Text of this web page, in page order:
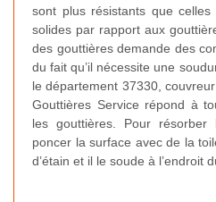
sont plus résistants que
solides par rapport aux
des gouttières demande des
du fait qu’il nécessite une
le département 37330,
Gouttières Service répond à
les gouttières. Pour
poncer la surface avec de la
d’étain et il le soude à l’endroit